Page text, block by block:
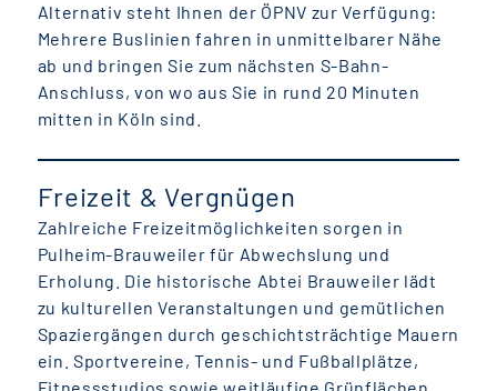
Alternativ steht Ihnen der ÖPNV zur Verfügung:
Mehrere Buslinien fahren in unmittelbarer Nähe
ab und bringen Sie zum nächsten S-Bahn-
Anschluss, von wo aus Sie in rund 20 Minuten
mitten in Köln sind.
Freizeit & Vergnügen
Zahlreiche Freizeitmöglichkeiten sorgen in
Pulheim-Brauweiler für Abwechslung und
Erholung. Die historische Abtei Brauweiler lädt
zu kulturellen Veranstaltungen und gemütlichen
Spaziergängen durch geschichtsträchtige Mauern
ein. Sportvereine, Tennis- und Fußballplätze,